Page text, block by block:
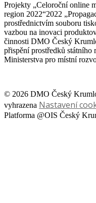
Projekty „Celoroční online
region 2022“2022
prostřednictvím souboru
vazbou na inovaci
činnosti DMO Český
přispění prostředků státního
Ministerstva pro místní
© 2026 DMO Český
vyhrazena Nastavení
Platforma @OIS Český